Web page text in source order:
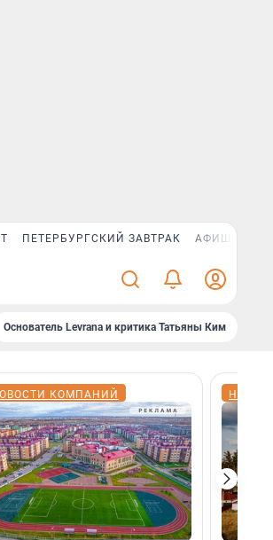
ПЕТЕРБУРГСКИЙ ЗАВТРАК АФИША PLUS
Основатель Levrana и критика Татьяны Ким
КОМПАНИЙ